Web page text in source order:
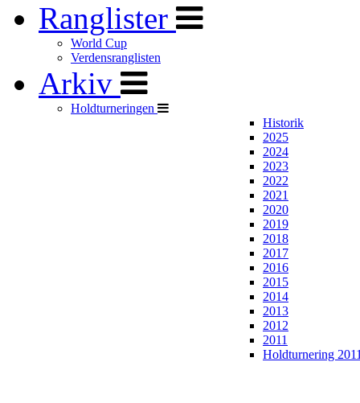
Ranglister
World Cup
Verdensranglisten
Arkiv
Holdturneringen
Historik
2025
2024
2023
2022
2021
2020
2019
2018
2017
2016
2015
2014
2013
2012
2011
Holdturnering